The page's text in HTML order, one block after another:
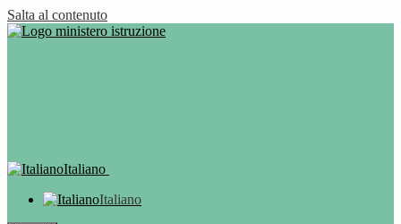
Salta al contenuto
Italiano
Italiano